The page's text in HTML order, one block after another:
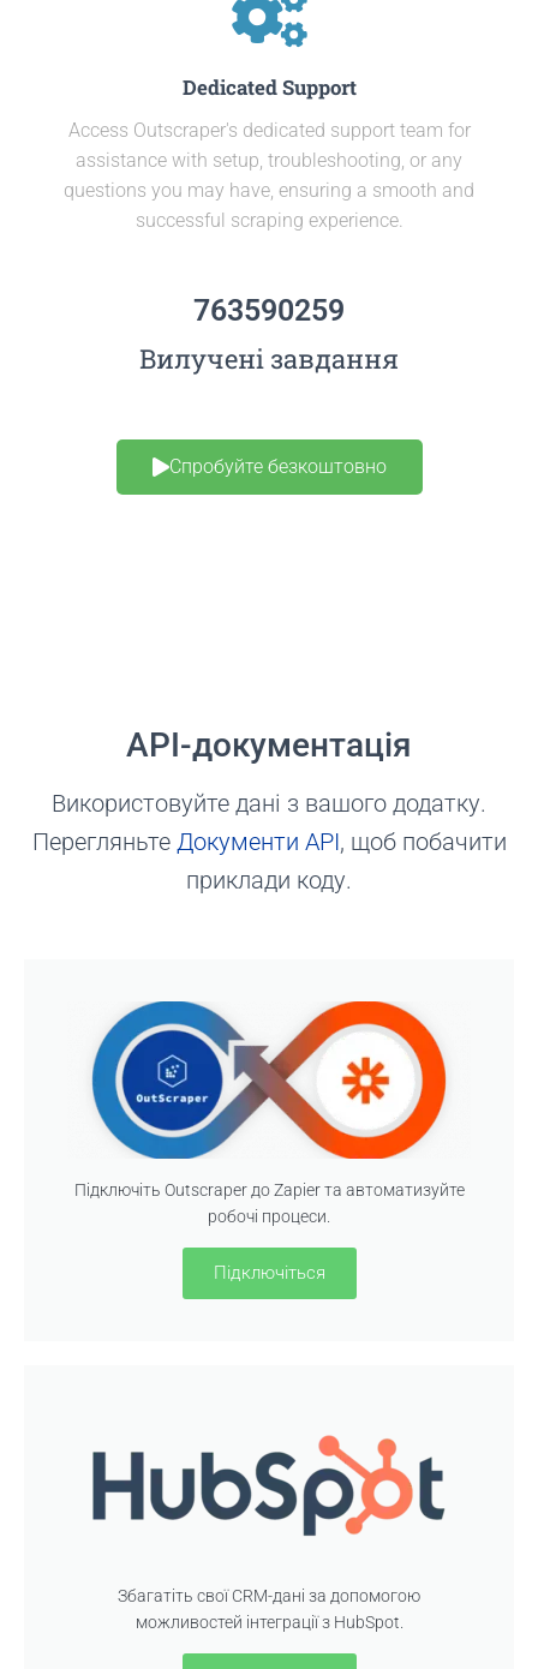
Dedicated Support
Access Outscraper's dedicated support team for
assistance with setup, troubleshooting, or any
questions you may have, ensuring a smooth and
successful scraping experience.
Вилучені завдання
763590259
Спробуйте безкоштовно
API-документація
Використовуйте дані з вашого додатку.
Перегляньте Документи API, щоб побачити
приклади коду.
Підключіть Outscraper до Zapier та автоматизуйте
робочі процеси.
Підключіться
Збагатіть свої CRM-дані за допомогою
можливостей інтеграції з HubSpot.